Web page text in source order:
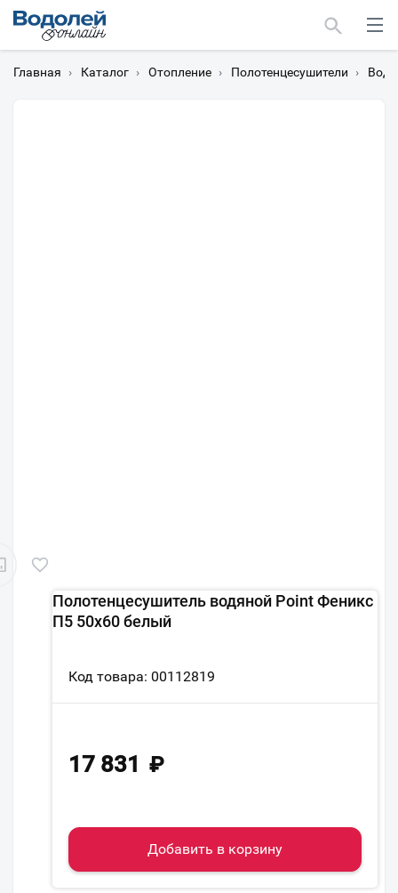
Главная › Каталог › Отопление › Полотенцесушители ›
Полотенцесушитель водяной Point Феникс
П5 50x60 белый
Код товара: 00112819
17 831 ₽
Добавить в корзину